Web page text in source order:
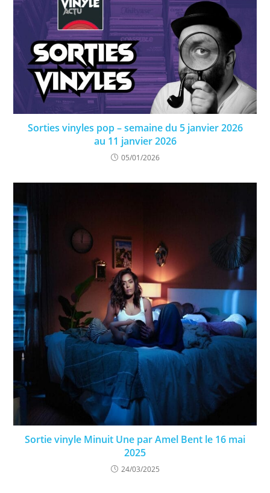
Sorties vinyles pop – semaine du 5 janvier 2026
au 11 janvier 2026
05/01/2026
Sortie vinyle Minuit Une par Amel Bent le 16 mai
2025
24/03/2025